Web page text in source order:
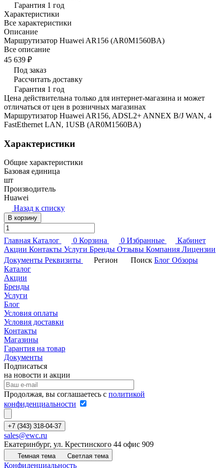
Гарантия 1 год
Характеристики
Все характеристики
Описание
Маршрутизатор Huawei AR156 (AR0M1560BA)
Все описание
45 639 ₽
Под заказ
Рассчитать доставку
Гарантия 1 год
Цена действительна только для интернет-магазина и может
отличаться от цен в розничных магазинах
Маршрутизатор Huawei AR156, ADSL2+ ANNEX B/J WAN, 4
FastEthernet LAN, 1USB (AR0M1560BA)
Характеристики
Общие характеристики
Базовая единица
шт
Производитель
Huawei
Назад к списку
В корзину
Главная Каталог 0 Корзина 0 Избранные
Кабинет
Акции Контакты Услуги Бренды Отзывы Компания Лицензии
Документы Реквизиты Регион Поиск Блог Обзоры
Каталог
Акции
Бренды
Услуги
Блог
Условия оплаты
Условия доставки
Контакты
Магазины
Гарантия на товар
Документы
Подписаться
на новости и акции
Продолжая, вы соглашаетесь с политикой
конфиденциальности
+7 (343) 318-04-37
sales@ewc.ru
Екатеринбург, ул. Крестинского 44 офис 909
Темная тема Светлая тема
Конфиденциальность